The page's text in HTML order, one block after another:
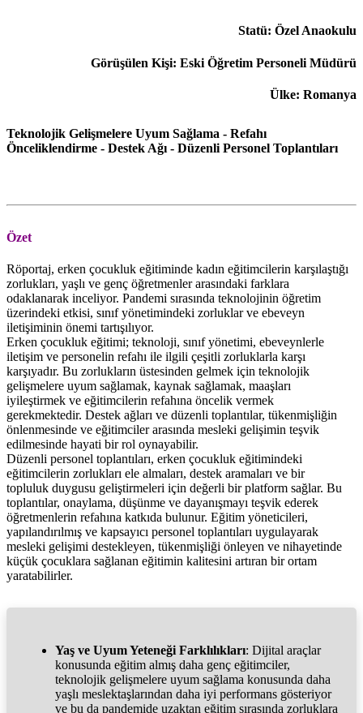
Statü: Özel Anaokulu
Görüşülen Kişi: Eski Öğretim Personeli Müdürü
Ülke: Romanya
Teknolojik Gelişmelere Uyum Sağlama - Refahı
Önceliklendirme - Destek Ağı - Düzenli Personel Toplantıları
Özet
Röportaj, erken çocukluk eğitiminde kadın eğitimcilerin karşılaştığı
zorlukları, yaşlı ve genç öğretmenler arasındaki farklara
odaklanarak inceliyor. Pandemi sırasında teknolojinin öğretim
üzerindeki etkisi, sınıf yönetimindeki zorluklar ve ebeveyn
iletişiminin önemi tartışılıyor.
Erken çocukluk eğitimi; teknoloji, sınıf yönetimi, ebeveynlerle
iletişim ve personelin refahı ile ilgili çeşitli zorluklarla karşı
karşıyadır. Bu zorlukların üstesinden gelmek için teknolojik
gelişmelere uyum sağlamak, kaynak sağlamak, maaşları
iyileştirmek ve eğitimcilerin refahına öncelik vermek
gerekmektedir. Destek ağları ve düzenli toplantılar, tükenmişliğin
önlenmesinde ve eğitimciler arasında mesleki gelişimin teşvik
edilmesinde hayati bir rol oynayabilir.
Düzenli personel toplantıları, erken çocukluk eğitimindeki
eğitimcilerin zorlukları ele almaları, destek aramaları ve bir
topluluk duygusu geliştirmeleri için değerli bir platform sağlar. Bu
toplantılar, onaylama, düşünme ve dayanışmayı teşvik ederek
öğretmenlerin refahına katkıda bulunur. Eğitim yöneticileri,
yapılandırılmış ve kapsayıcı personel toplantıları uygulayarak
mesleki gelişimi destekleyen, tükenmişliği önleyen ve nihayetinde
küçük çocuklara sağlanan eğitimin kalitesini artıran bir ortam
yaratabilirler.
Yaş ve Uyum Yeteneği Farklılıkları: Dijital araçlar
konusunda eğitim almış daha genç eğitimciler,
teknolojik gelişmelere uyum sağlama konusunda daha
yaşlı meslektaşlarından daha iyi performans gösteriyor
ve bu da pandemide uzaktan eğitim sırasında zorluklara